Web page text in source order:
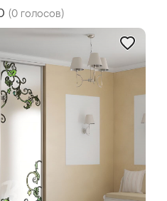
(0 голосов)